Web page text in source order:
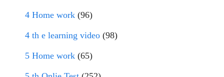
4 Home work (96)
4 th e learning video (98)
5 Home work (65)